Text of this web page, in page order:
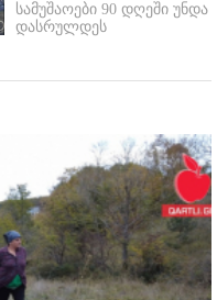
სამუშაოები 90 დღეში უნდა
დასრულდეს